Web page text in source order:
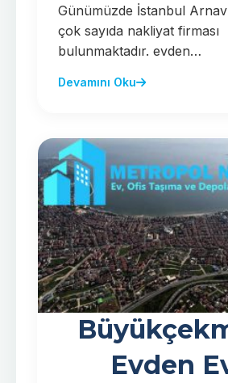
Günümüzde İstanbul
çok sayıda nakliyat firması
bulunmaktadır. evden…
Devamını Oku
Evden